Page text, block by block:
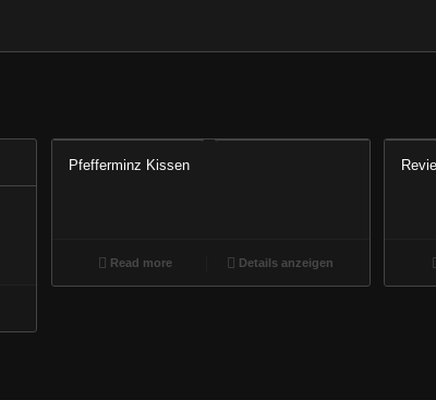
Pfefferminz Kissen
Read more Details anzeigen